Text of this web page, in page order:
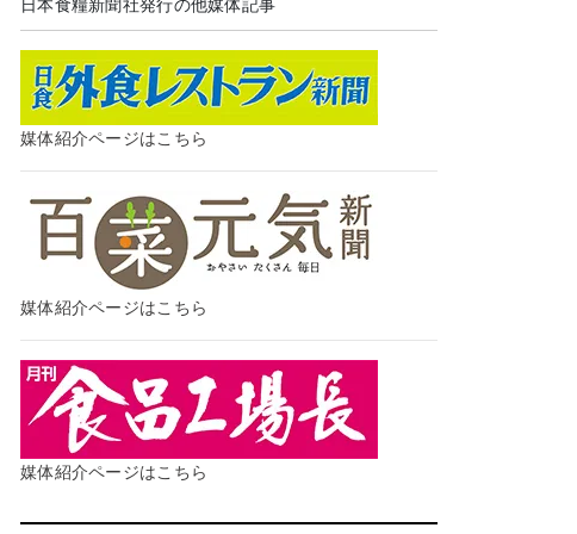
日本食糧新聞社発行の他媒体記事
媒体紹介ページはこちら
媒体紹介ページはこちら
媒体紹介ページはこちら